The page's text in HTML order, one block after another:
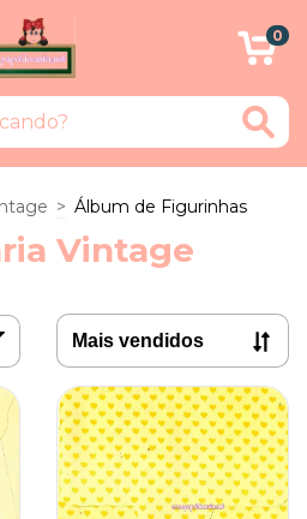
0
> Álbum de Figurinhas
Vintage